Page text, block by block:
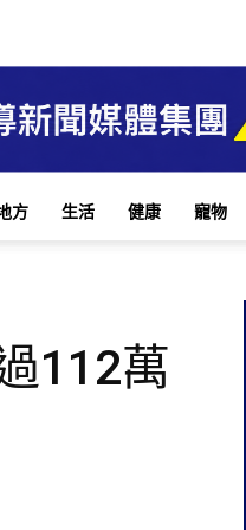
方 生活 健康 寵物
112萬